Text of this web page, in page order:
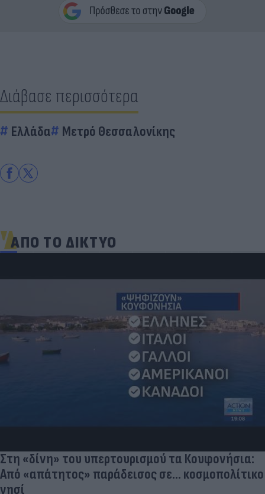
Διάβασε περισσότερα
Ελλάδα Μετρό Θεσσαλονίκης
ΑΠΟ ΤΟ ΔΙΚΤΥΟ
Στη «δίνη» του υπερτουρισμού τα Κουφονήσια:
Από «απάτητος» παράδεισος σε... κοσμοπολίτικο
νησί